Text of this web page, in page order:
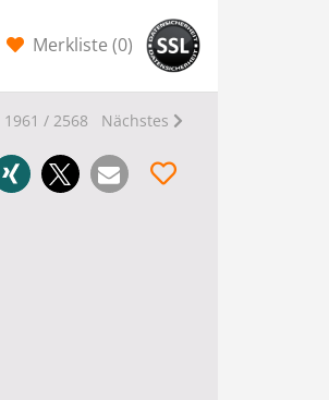
Merkliste (0)
1961 / 2568 Nächstes